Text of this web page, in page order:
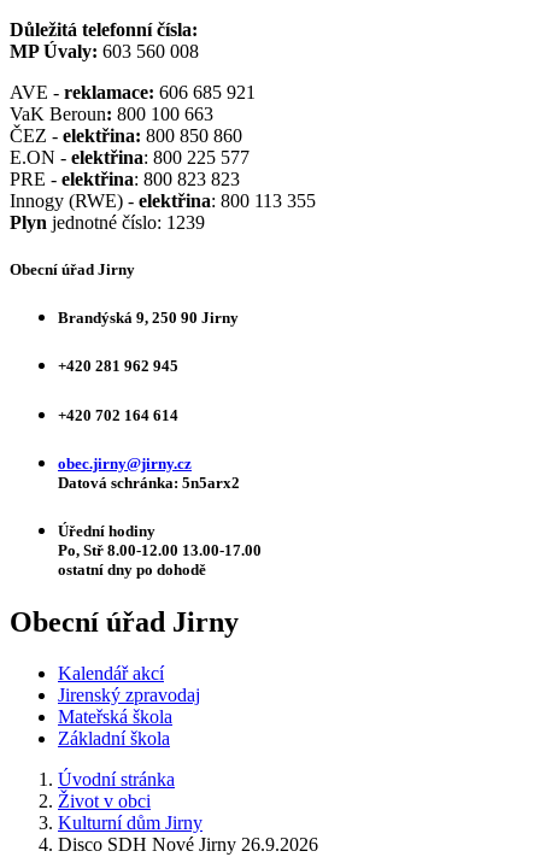
Důležitá telefonní čísla:
MP Úvaly: 603 560 008
AVE - reklamace: 606 685 921
VaK Beroun: 800 100 663
ČEZ - elektřina: 800 850 860
E.ON - elektřina: 800 225 577
PRE - elektřina: 800 823 823
Innogy (RWE) - elektřina: 800 113 355
Plyn jednotné číslo: 1239
Obecní úřad Jirny
Brandýská 9, 250 90 Jirny
+420 281 962 945
+420 702 164 614
obec.jirny@jirny.cz
Datová schránka: 5n5arx2
Úřední hodiny
Po, Stř 8.00-12.00 13.00-17.00
ostatní dny po dohodě
Obecní úřad Jirny
Kalendář akcí
Jirenský zpravodaj
Mateřská škola
Základní škola
Úvodní stránka
Život v obci
Kulturní dům Jirny
Disco SDH Nové Jirny 26.9.2026